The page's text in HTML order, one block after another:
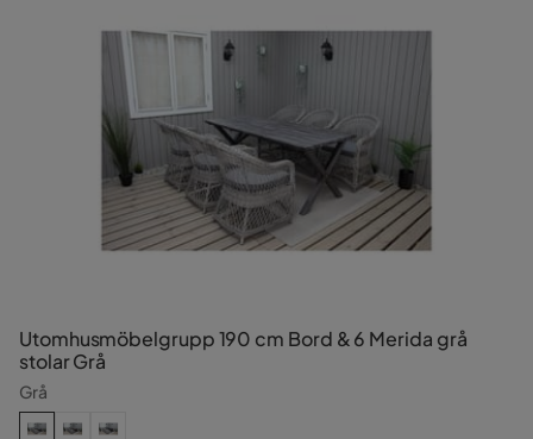
Utomhusmöbelgrupp 190 cm Bord & 6 Merida grå
stolar Grå
Grå